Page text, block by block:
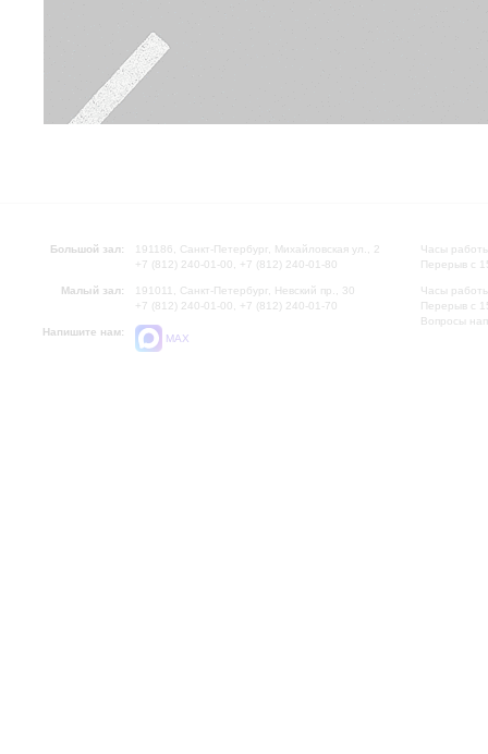
Большой зал:
191186, Санкт-Петербург, Михайловская ул., 2
+7 (812) 240-01-00, +7 (812) 240-01-80
Малый зал:
191011, Санкт-Петербург, Невский пр., 30
+7 (812) 240-01-00, +7 (812) 240-01-70
Напишите нам:
MAX
Часы
Перерыв с
Часы
Перерыв с
Вопросы